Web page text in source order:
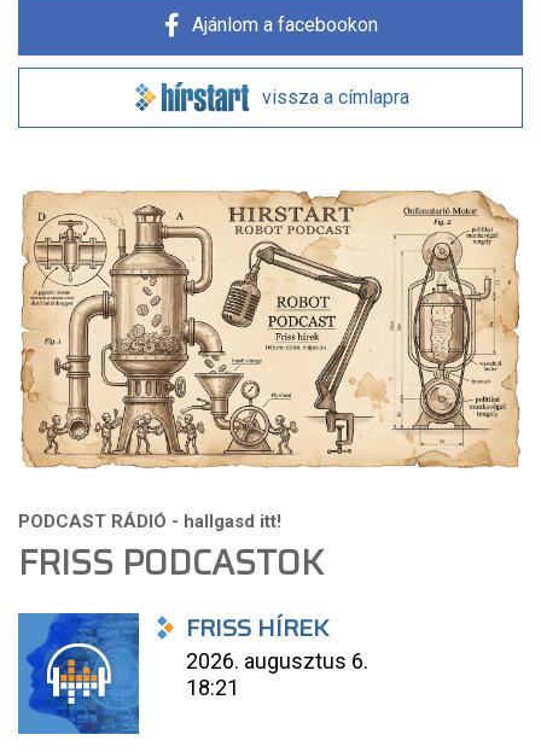
Ajánlom a facebookon
vissza a címlapra
FRISS PODCASTOK
FRISS HÍREK
2026. augusztus 6.
18:21